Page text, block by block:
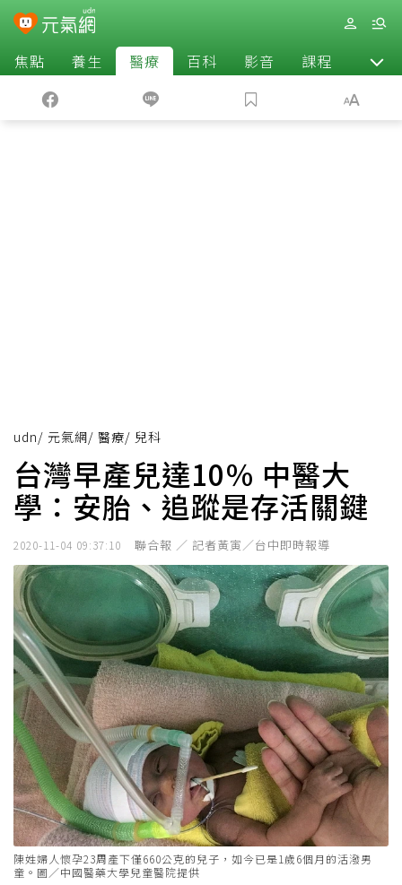
焦點 養生 醫療 百科 影音 課程 退休
udn/ 元氣網/ 醫療/ 兒科
台灣早產兒達10％ 中醫大
學：安胎、追蹤是存活關鍵
2020-11-04 09:37:10 聯合報 ／ 記者黃寅／台中即時報導
陳姓婦人懷孕23周產下僅660公克的兒子，如今已是1歲6個月的活潑男
童。圖／中國醫藥大學兒童醫院提供